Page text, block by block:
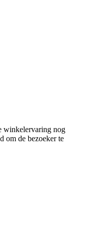
winkelervaring nog
om de bezoeker te